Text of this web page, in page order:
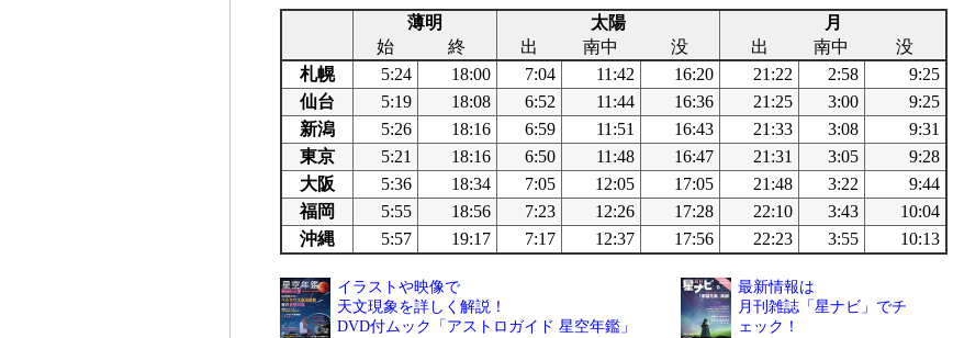
薄明 太陽
月
始
終 出 南中 没 出 南中
没
札幌
5:24 18:00 7:04 11:42 16:20 21:22 2:58
9:25
仙台
5:19 18:08 6:52 11:44 16:36 21:25 3:00
9:25
新潟
5:26 18:16 6:59 11:51 16:43 21:33 3:08
9:31
東京
5:21 18:16 6:50 11:48 16:47 21:31 3:05
9:28
大阪
5:36 18:34 7:05 12:05 17:05 21:48 3:22
9:44
福岡
5:55 18:56 7:23 12:26 17:28 22:10 3:43
10:04
沖縄
5:57 19:17 7:17 12:37 17:56 22:23 3:55 10:13
イラストや映像で
天文現象を詳しく解説！
DVD付ムック「アストロガイド 星空年鑑」
最新情報は
月刊雑誌「星ナビ」でチ
ェック！